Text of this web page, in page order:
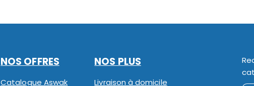
NOS OFFRES
Catalogue Aswak
NOS PLUS
Livraison à domicile